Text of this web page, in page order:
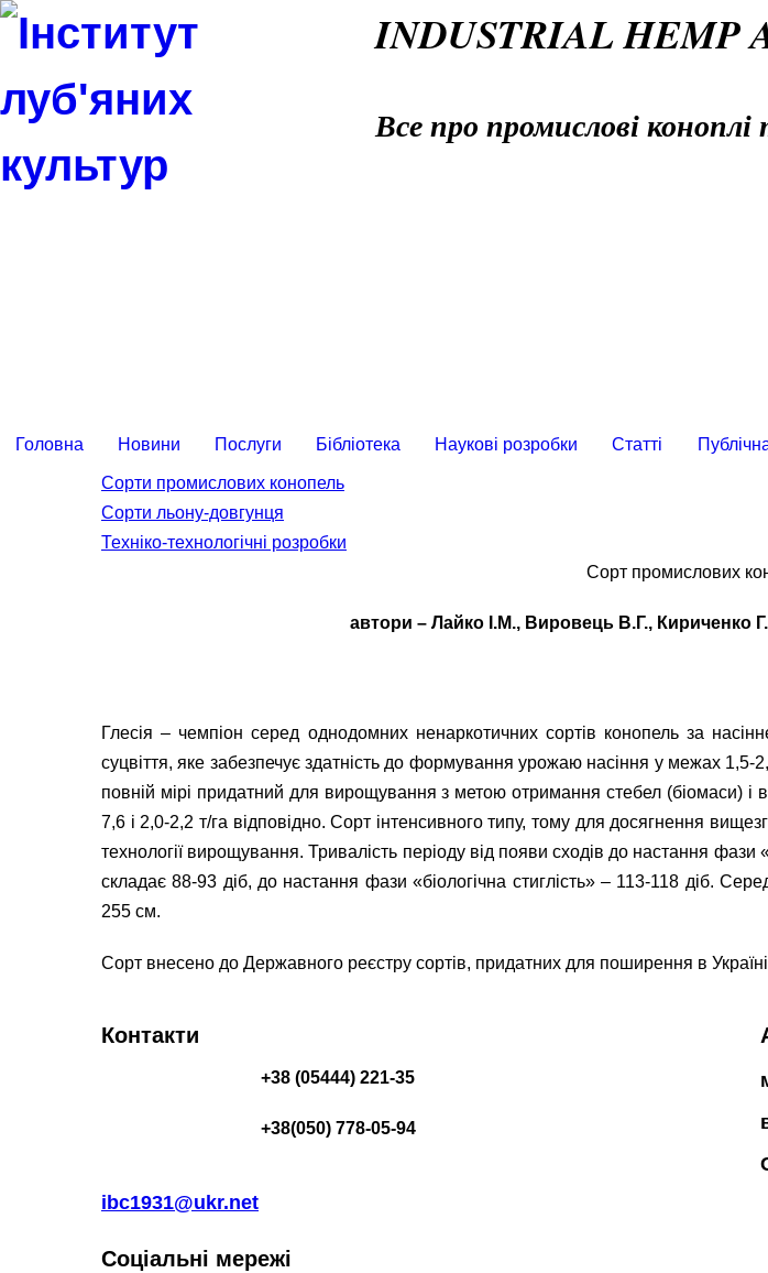
INDUSTRIAL HEMP
Все про промислові
Головна Новини Послуги Бібліотека Наукові розробки Статті
Сорти промислових конопель
Сорти льону-довгунця
Техніко-технологічні розробки
Сорт промислових
автори – Лайко І.М., Вировець В.Г., Кириченко
Глесія – чемпіон серед однодомних ненаркотичних сортів конопель за
суцвіття, яке забезпечує здатність до формування урожаю насіння у межах 1,5-
повній мірі придатний для вирощування з метою отримання стебел (біомаси) і
7,6 і 2,0-2,2 т/га відповідно. Сорт інтенсивного типу, тому для досягнення
технології вирощування. Тривалість періоду від появи сходів до настання фази
складає 88-93 діб, до настання фази «біологічна стиглість» – 113-118 діб.
255 см.
Сорт внесено до Державного реєстру сортів, придатних для поширення в
Контакти
+38 (05444) 221-35
+38(050) 778-05-94
ibc1931@ukr.net
Соціальні мережі